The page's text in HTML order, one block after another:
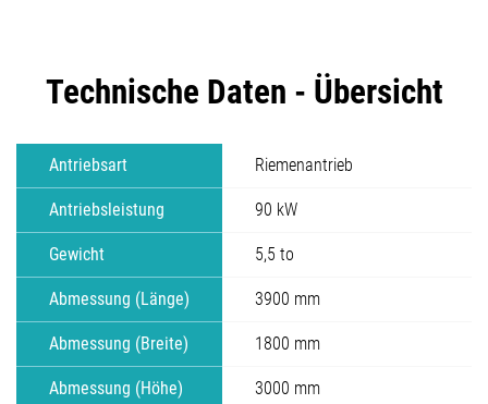
Technische Daten - Übersicht
Antriebsart Riemenantrieb
Antriebsleistung 90 kW
Gewicht 5,5 to
Abmessung (Länge) 3900 mm
Abmessung (Breite) 1800 mm
Abmessung (Höhe) 3000 mm